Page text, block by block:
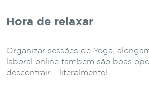
Hora de relaxar
Organizar sessões de Yoga,
laboral online também são boas
descontrair – literalmente!